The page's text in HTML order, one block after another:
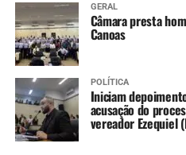
GERAL
Câmara presta
Canoas
POLÍTICA
Iniciam
acusação do
vereador Ezequiel